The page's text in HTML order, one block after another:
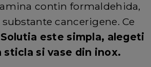
contin formaldehida,
cancerigene. Ce
Solutia este simpla, alegeti
sticla si vase din inox.